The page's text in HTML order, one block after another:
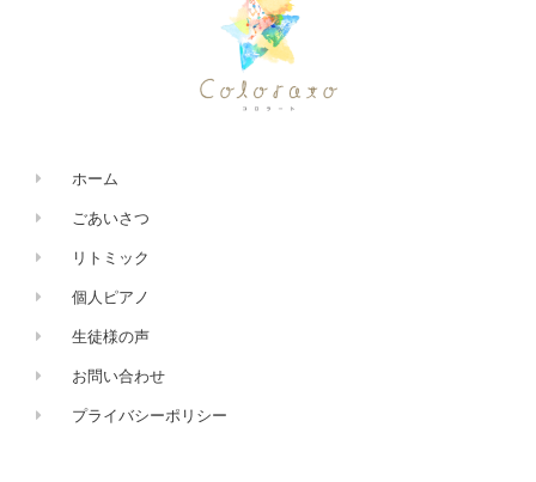
ホーム
ごあいさつ
リトミック
個人ピアノ
生徒様の声
お問い合わせ
プライバシーポリシー